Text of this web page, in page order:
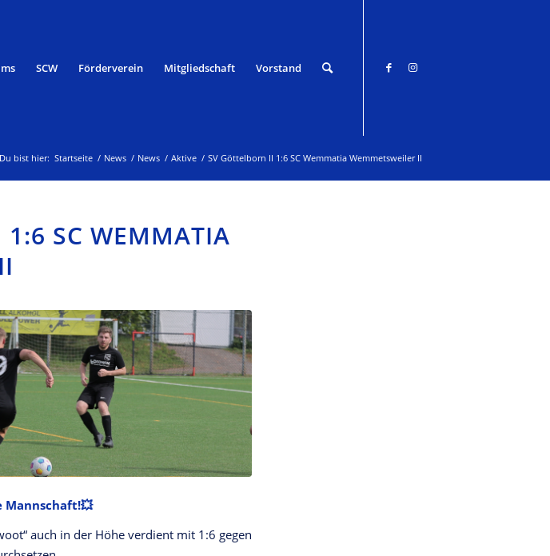
SCW Förderverein Mitgliedschaft Vorstand
Du bist hier: Startseite / News / News / Aktive / SV Göttelborn II 1:6 SC Wemmatia Wemmetsweiler II
1:6 SC WEMMATIA
Mannschaft!💥
auch in der Höhe verdient mit 1:6 gegen